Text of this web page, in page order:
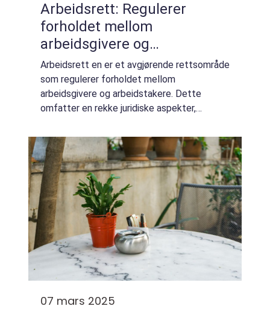
Arbeidsrett: Regulerer
forholdet mellom
arbeidsgivere og
arbeidstakere
Arbeidsrett en er et avgjørende rettsområde
som regulerer forholdet mellom
arbeidsgivere og arbeidstakere. Dette
omfatter en rekke juridiske aspekter,
oppsigelse og diskriminering. ...
07 mars 2025